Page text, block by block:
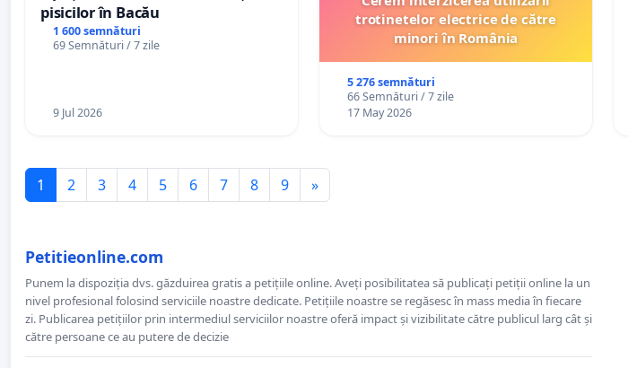
pisicilor în Bacău
1 600 semnături
69 Semnături / 7 zile
9 Jul 2026
trotinetelor electrice de către
minori în România
5 276 semnături
66 Semnături / 7 zile
17 May 2026
1 2 3 4 5 6 7 8 9 »
Petitieonline.com
Punem la dispoziția dvs. găzduirea gratis a petițiile online. Aveți posibilitatea să publicați petiții online la un
nivel profesional folosind serviciile noastre dedicate. Petițiile noastre se regăsesc în mass media în fiecare
zi. Publicarea petițiilor prin intermediul serviciilor noastre oferă impact și vizibilitate către publicul larg cât și
către persoane ce au putere de decizie